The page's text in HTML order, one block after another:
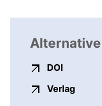
DOI
Verlag